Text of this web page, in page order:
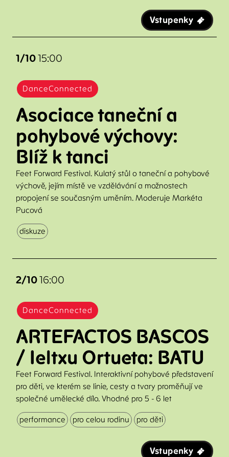
Vstupenky
1/1015:00
DanceConnected
Asociace taneční a
pohybové výchovy:
Blíž k tanci
Feet Forward Festival. Kulatý stůl o taneční a pohybové
výchově, jejím místě ve vzdělávání a možnostech
propojení se současným uměním. Moderuje Markéta
Pucová
diskuze
2/1016:00
DanceConnected
ARTEFACTOS BASCOS
/ Ieltxu Ortueta: BATU
Feet Forward Festival. Interaktivní pohybové představení
pro děti, ve kterém se linie, cesty a tvary proměňují ve
společné umělecké dílo. Vhodné pro 5 - 6 let
performance pro celou rodinu pro děti
Vstupenky